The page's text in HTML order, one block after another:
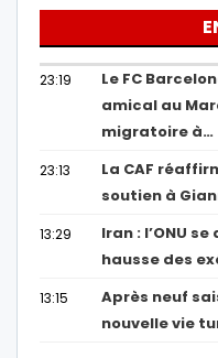
23:19
Le FC
amical au
migratoire à…
23:13
La CAF
soutien à
13:29
Iran : l’ONU
hausse des
13:15
Après neuf
nouvelle vie